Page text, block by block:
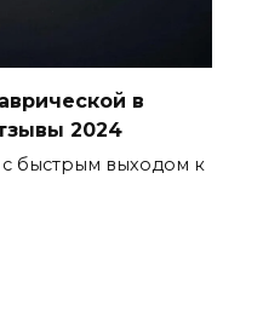
в
2024
с быстрым выходом к